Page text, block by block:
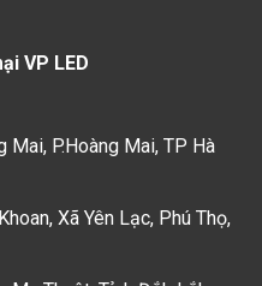
VP LED
P.Hoàng Mai, TP Hà
Xã Yên Lạc, Phú Thọ,